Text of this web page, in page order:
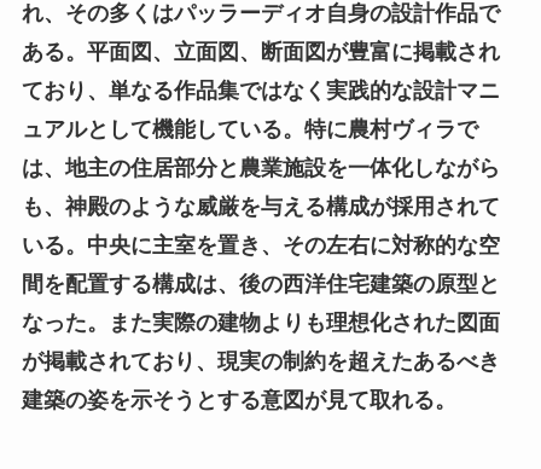
れ、その多くはパッラーディオ自身の設計作品で
ある。平面図、立面図、断面図が豊富に掲載され
ており、単なる作品集ではなく実践的な設計マニ
ュアルとして機能している。特に農村ヴィラで
は、地主の住居部分と農業施設を一体化しながら
も、神殿のような威厳を与える構成が採用されて
いる。中央に主室を置き、その左右に対称的な空
間を配置する構成は、後の西洋住宅建築の原型と
なった。また実際の建物よりも理想化された図面
が掲載されており、現実の制約を超えたあるべき
建築の姿を示そうとする意図が見て取れる。